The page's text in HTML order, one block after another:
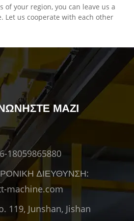
of your region, you can leave us a
Let us cooperate with each other
ΜΑΖΊ
18059865880
ΔΙΕΥΘΥΝΣΗ:
machine.com
119, Junshan, Jishan